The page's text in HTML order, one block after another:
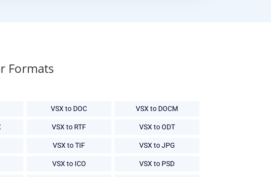
Formats
VSX to DOC VSX to DOCM
VSX to RTF VSX to ODT
VSX to TIF VSX to JPG
VSX to ICO VSX to PSD